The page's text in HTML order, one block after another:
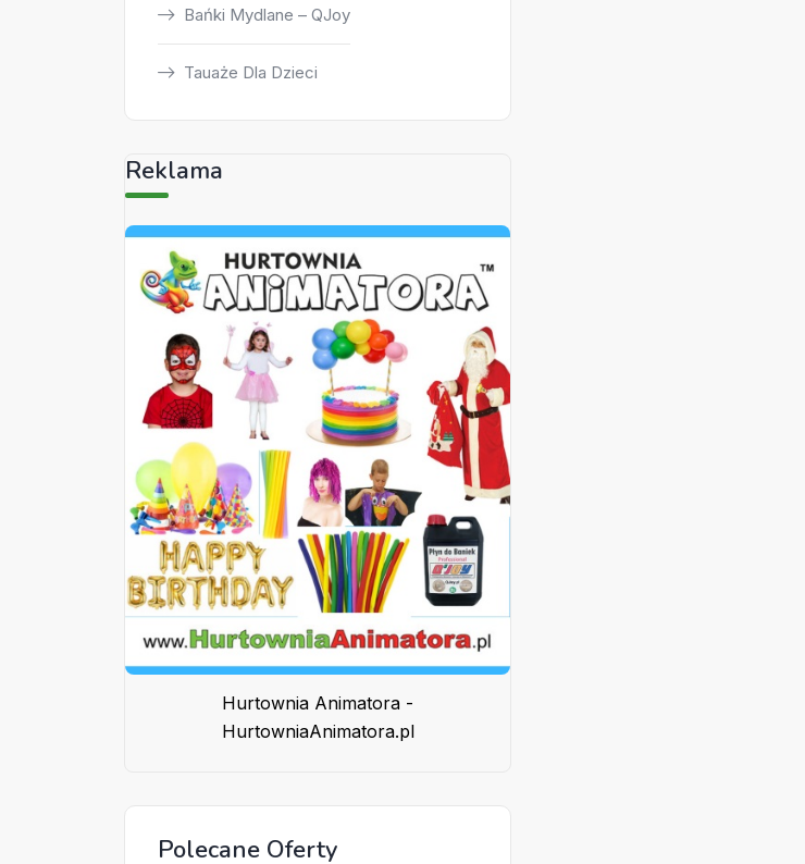
Bańki Mydlane – QJoy
Tauaże Dla Dzieci
Reklama
Hurtownia Animatora -
HurtowniaAnimatora.pl
Polecane Oferty